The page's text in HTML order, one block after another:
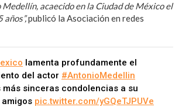
acaecido en la Ciudad de México el
años”,publicó la Asociación en redes
lamenta profundamente el
del actor #AntonioMedellin
más sinceras condolencias a su
pic.twitter.com/yGQeTJPUVe